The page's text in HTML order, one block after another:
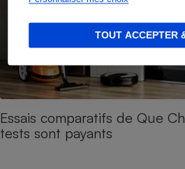
TOUT ACCEPTER
Essais comparatifs de Que
tests sont payants